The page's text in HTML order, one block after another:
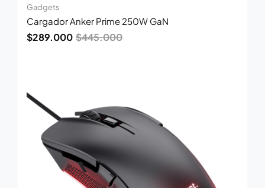
Gadgets
Cargador Anker Prime 250W GaN
$445.000
$289.000